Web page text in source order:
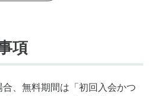
項
合、無料期間は「初回入会かつ